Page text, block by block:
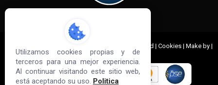
Utilizamos cookies propias y de
terceros para una mejor experiencia.
Al continuar visitando este sitio web,
está aceptando su uso. Politica
© 2022 G&J Empresas de Acero. All Rights Reserved | Cookies | Make by |
Sd3